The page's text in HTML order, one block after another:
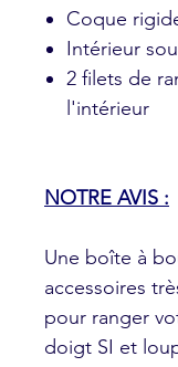
Coque
Intérieur
2 filets de
l'intérieur
NOTRE AVIS :
Une boîte à
accessoires
pour ranger
doigt SI et